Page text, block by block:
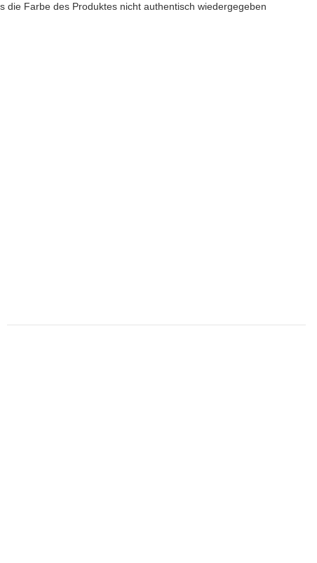
Farbe des Produktes nicht authentisch wiedergegeben